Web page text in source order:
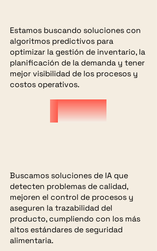
Estamos buscando soluciones con
algoritmos predictivos para
optimizar la gestión de inventario, la
planificación de la demanda y tener
mejor visibilidad de los procesos y
costos operativos.
Buscamos soluciones de IA que
detecten problemas de calidad,
mejoren el control de procesos y
aseguren la trazabilidad del
producto, cumpliendo con los más
altos estándares de seguridad
alimentaria.